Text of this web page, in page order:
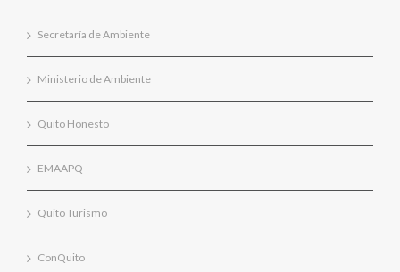
Secretaría de Ambiente
Ministerio de Ambiente
Quito Honesto
EMAAPQ
Quito Turismo
ConQuito